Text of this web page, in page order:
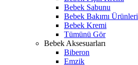
Bebek Sabunu
Bebek Bakımı Ürünleri
Bebek Kremi
Tümünü Gör
Bebek Aksesuarları
Biberon
Emzik